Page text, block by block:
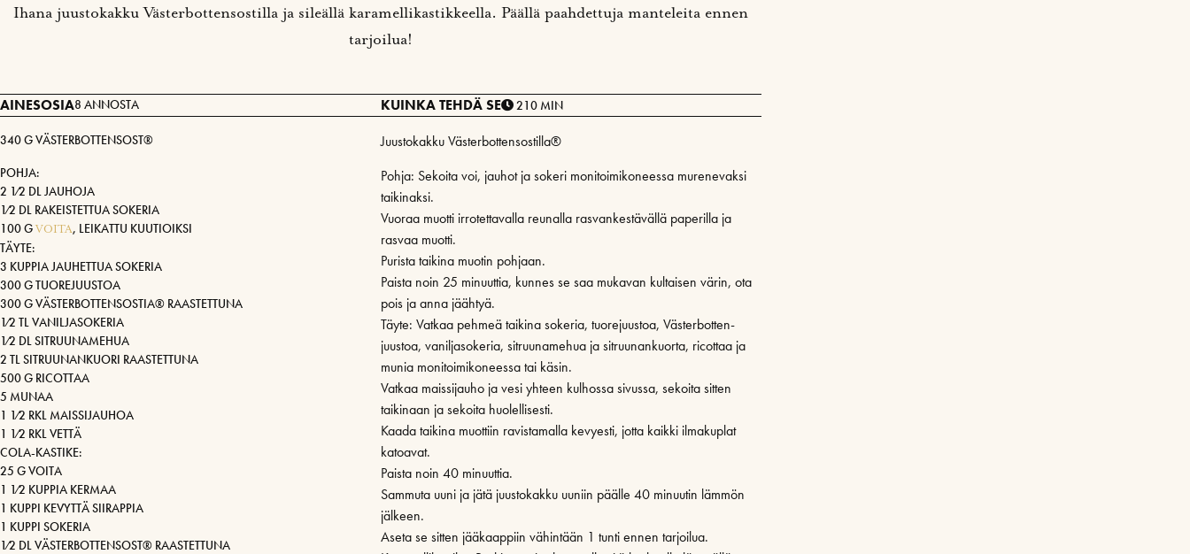
Ihana juustokakku Västerbottensostilla ja sileällä karamellikastikkeella. Päällä paahdettuja manteleita ennen
tarjoilua!
AINESOSIA8 ANNOSTA
340 G VÄSTERBOTTENSOST®
POHJA:
2 1⁄2 DL JAUHOJA
1⁄2 DL RAKEISTETTUA SOKERIA
100 GVOITA, LEIKATTU KUUTIOIKSI
TÄYTE:
3 KUPPIA JAUHETTUA SOKERIA
300 G TUOREJUUSTOA
300 G VÄSTERBOTTENSOSTIA® RAASTETTUNA
1⁄2 TL VANILJASOKERIA
1⁄2 DL SITRUUNAMEHUA
2 TL SITRUUNANKUORI RAASTETTUNA
500 G RICOTTAA
5 MUNAA
1 1⁄2 RKL MAISSIJAUHOA
1 1⁄2 RKL VETTÄ
COLA-KASTIKE:
25 G VOITA
1 1⁄2 KUPPIA KERMAA
1 KUPPI KEVYTTÄ SIIRAPPIA
1 KUPPI SOKERIA
1⁄2 DL VÄSTERBOTTENSOST® RAASTETTUNA
KUINKA TEHDÄ SE 210 MIN
Juustokakku Västerbottensostilla®
Pohja: Sekoita voi, jauhot ja sokeri monitoimikoneessa murenevaksi
taikinaksi.
Vuoraa muotti irrotettavalla reunalla rasvankestävällä paperilla ja
rasvaa muotti.
Purista taikina muotin pohjaan.
Paista noin 25 minuuttia, kunnes se saa mukavan kultaisen värin, ota
pois ja anna jäähtyä.
Täyte: Vatkaa pehmeä taikina sokeria, tuorejuustoa, Västerbotten-
juustoa, vaniljasokeria, sitruunamehua ja sitruunankuorta, ricottaa ja
munia monitoimikoneessa tai käsin.
Vatkaa maissijauho ja vesi yhteen kulhossa sivussa, sekoita sitten
taikinaan ja sekoita huolellisesti.
Kaada taikina muottiin ravistamalla kevyesti, jotta kaikki ilmakuplat
katoavat.
Paista noin 40 minuuttia.
Sammuta uuni ja jätä juustokakku uuniin päälle 40 minuutin lämmön
jälkeen.
Aseta se sitten jääkaappiin vähintään 1 tunti ennen tarjoilua.